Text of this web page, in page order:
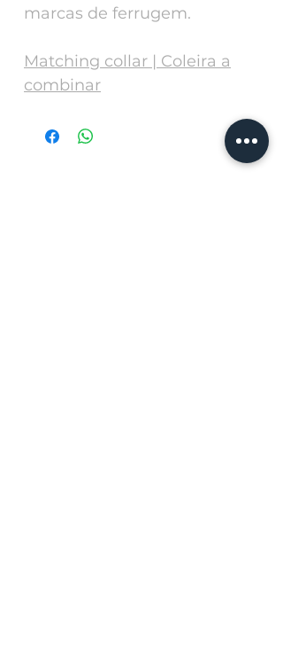
marcas de ferrugem.
Matching collar | Coleira a
combinar